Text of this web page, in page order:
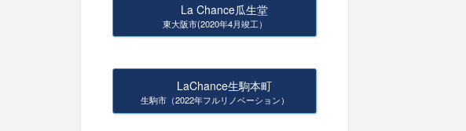
La Chance瓜生堂
東大阪市(2020年4月竣工）
LaChance生駒本町
生駒市（2022年フルリノベーション）